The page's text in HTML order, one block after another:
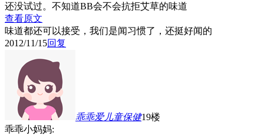
还没试过。不知道BB会不会抗拒艾草的味道
查看原文
味道都还可以接受，我们是闻习惯了，还挺好闻的
2012/11/15回复
乖乖爱儿童保健19楼
乖乖小妈妈: